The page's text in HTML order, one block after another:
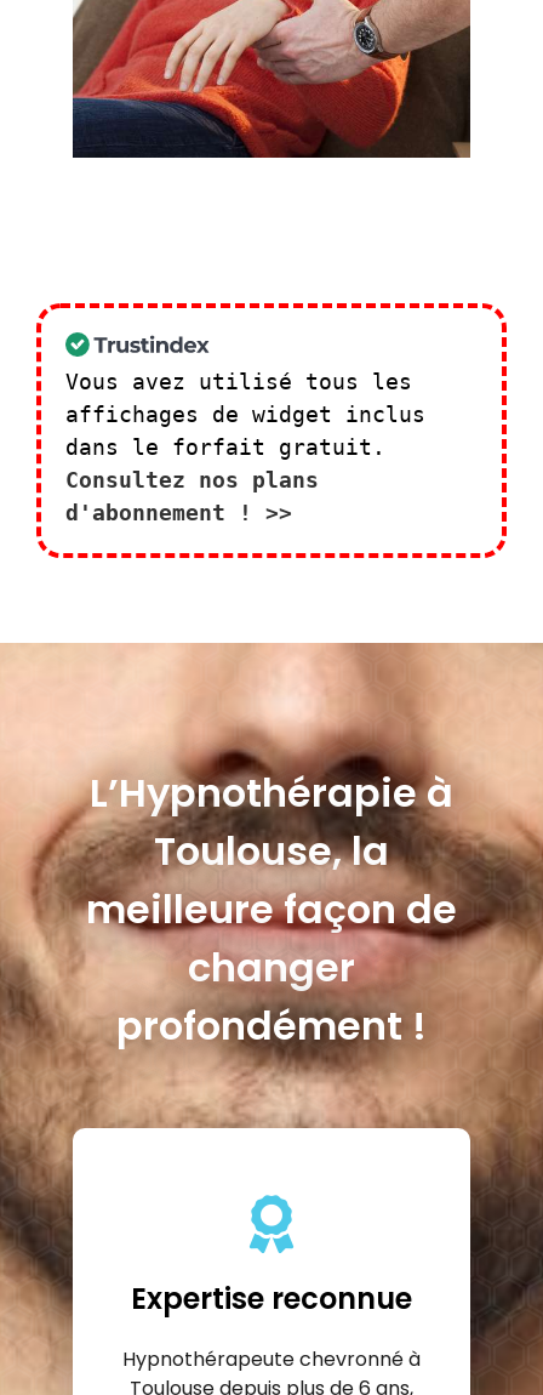
Vous avez utilisé tous les
affichages de widget inclus
dans le forfait gratuit.
Consultez nos plans
d'abonnement ! >>
L’Hypnothérapie à
Toulouse, la
meilleure façon de
changer
profondément !
Expertise reconnue
Hypnothérapeute chevronné à
Toulouse depuis plus de 6 ans,